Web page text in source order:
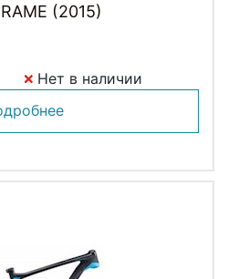
(2015)
Нет в наличии